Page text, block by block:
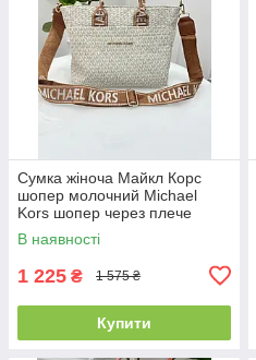
Сумка жіноча Майкл Корс
шопер молочний Michael
Kors шопер через плече
В наявності
1 225 ₴ 1 575 ₴
Купити